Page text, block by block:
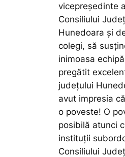
vicepreședinte
Consiliului
Hunedoara și
colegi, să
inimoasa
pregătit
județului
avut impresia
o poveste! O
posibilă atunci
instituții
Consiliului